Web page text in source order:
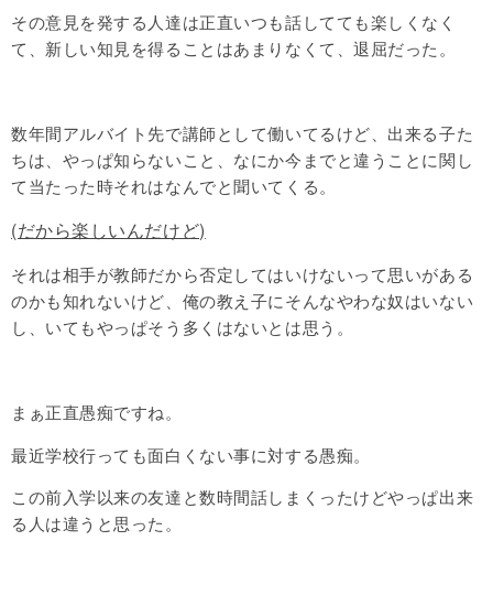
その意見を発する人達は正直いつも話してても楽しくなく
て、新しい知見を得ることはあまりなくて、退屈だった。
数年間アルバイト先で講師として働いてるけど、出来る子た
ちは、やっぱ知らないこと、なにか今までと違うことに関し
て当たった時それはなんでと聞いてくる。
(だから楽しいんだけど)
それは相手が教師だから否定してはいけないって思いがある
のかも知れないけど、俺の教え子にそんなやわな奴はいない
し、いてもやっぱそう多くはないとは思う。
まぁ正直愚痴ですね。
最近学校行っても面白くない事に対する愚痴。
この前入学以来の友達と数時間話しまくったけどやっぱ出来
る人は違うと思った。